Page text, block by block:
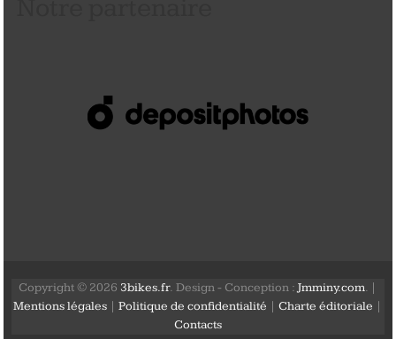
Copyright © 2026 3bikes.fr. Design - Conception :Jmminy.com. |
Mentions légales |Politique de confidentialité |Charte éditoriale
Contacts